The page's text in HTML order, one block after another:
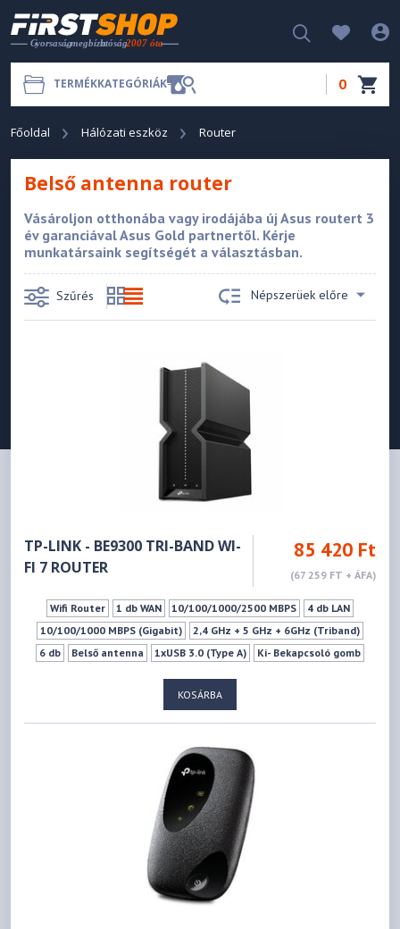
TERMÉKKATEGÓRIÁK 0
Főoldal Hálózati eszköz Router
Belső antenna router
Vásároljon otthonába vagy irodájába új Asus routert 3
év garanciával Asus Gold partnertől. Kérje
munkatársaink segítségét a választásban.
Szűrés Népszerüek előre
TP-LINK - BE9300 TRI-BAND WI-
FI 7 ROUTER
85 420 Ft
(67 259 FT + ÁFA)
Wifi Router 1 db WAN 10/100/1000/2500 MBPS
4 db LAN
10/100/1000 MBPS (Gigabit)
2,4 GHz + 5 GHz + 6GHz (Triband)
6 db
Belső antenna 1xUSB 3.0 (Type A)
Ki- Bekapcsoló gomb
Vendéghálózat
KOSÁRBA